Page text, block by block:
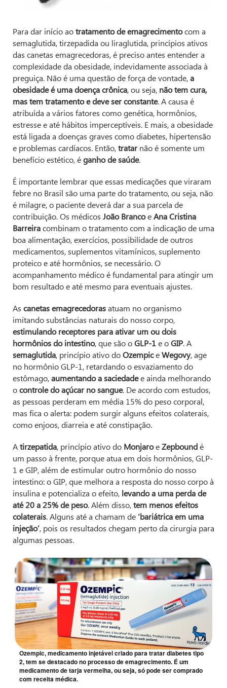
Para dar início aotratamento de emagrecimentocom a
semaglutida, tirzepadida ou liraglutida, princípios ativos
das canetas emagrecedoras, é preciso antes entender a
complexidade da obesidade, indevidamente associada à
preguiça. Não é uma questão de força de vontade,a
obesidade é uma doença crônica, ou seja, não tem cura,
mas tem tratamento e deve ser constante. A causa é
atribuída a vários fatores como genética, hormônios,
estresse e até hábitos imperceptíveis. E mais, a obesidade
está ligada a doenças graves como diabetes, hipertensão
e problemas cardíacos. Então,tratarnão é somente um
benefício estético, éganho de saúde.
É importante lembrar que essas medicações que viraram
febre no Brasil são uma parte do tratamento, ou seja, não
é milagre, o paciente deverá dar a sua parcela de
contribuição. Os médicos João BrancoeAna Cristina
Barreiracombinam o tratamento com a indicação de uma
boa alimentação, exercícios, possibilidade de outros
medicamentos, suplementos vitamínicos, suplemento
proteico e até hormônios, se necessário. O
acompanhamento médico é fundamental para atingir um
bom resultado e até mesmo para eventuais ajustes.
As canetas emagrecedorasatuam no organismo
imitando substâncias naturais do nosso corpo,
estimulando receptores para ativar um ou dois
hormônios do intestino, que são oGLP-1e oGIP. A
semaglutida, princípio ativo doOzempiceWegovy, age
no hormônio GLP-1, retardando o esvaziamento do
estômago,aumentando a saciedadee ainda melhorando
ocontrole do açúcar no sangue. De acordo com estudos,
as pessoas perderam em média 15% do peso corporal,
mas fica o alerta: podem surgir alguns efeitos colaterais,
como enjoos, diarreia e até constipação.
Atirzepatida, princípio ativo do MonjaroeZepboundé
um passo à frente, porque atua em dois hormônios, GLP-
1 e GIP, além de estimular outro hormônio do nosso
intestino: o GIP, que melhora a resposta do nosso corpo à
insulina e potencializa o efeito, levando a uma perda de
até 20 a 25% de peso. Além disso,tem menos efeitos
colaterais. Alguns até a chamam de‘bariátrica em uma
injeção’, pois os resultados chegam perto da cirurgia para
algumas pessoas.
Ozempic, medicamento injetável criado para tratar diabetes tipo
2, tem se destacado no processo de emagrecimento. É um
medicamento de tarja vermelha, ou seja, só pode ser comprado
com receita médica.